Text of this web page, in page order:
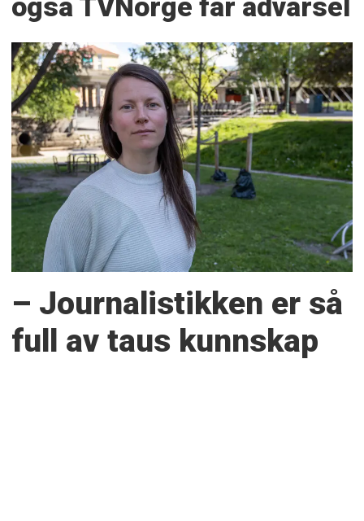
– Journalistikken er så
full av taus kunnskap